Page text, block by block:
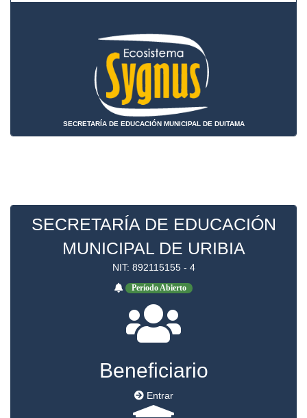
SECRETARÍA DE EDUCACIÓN MUNICIPAL DE DUITAMA
SECRETARÍA DE EDUCACIÓN
MUNICIPAL DE URIBIA
NIT: 892115155 - 4
Período Abierto
Beneficiario
Entrar